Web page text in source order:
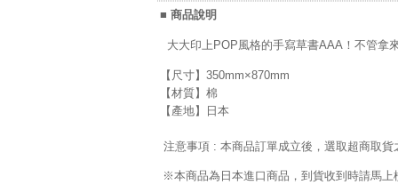
■ 商品說明
大大印上POP風格的手寫草書AAA！不管拿
【尺寸】350mm×870mm
【材質】棉
【產地】日本
注意事項 : 本商品訂單成立後，選取超商取
※本商品為日本進口商品，到貨收到時請馬